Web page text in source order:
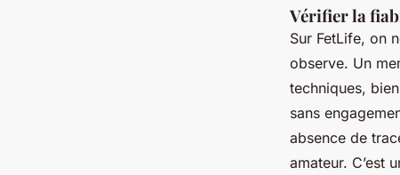
Vérifier la
Sur FetLife, on
observe. Un
techniques,
sans
absence de
amateur. C’est